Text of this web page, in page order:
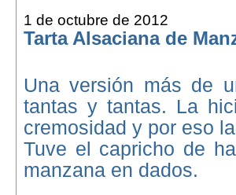
1 de octubre de 2012
Tarta Alsaciana de
Una versión más de
tantas y tantas. La
cremosidad y por eso
Tuve el capricho de
manzana en dados.